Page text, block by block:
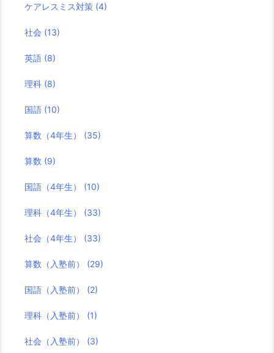
ケアレスミス対策 (4)
社会 (13)
英語 (8)
理科 (8)
国語 (10)
算数（4年生） (35)
算数 (9)
国語（4年生） (10)
理科（4年生） (33)
社会（4年生） (33)
算数（入塾前） (29)
国語（入塾前） (2)
理科（入塾前） (1)
社会（入塾前） (3)